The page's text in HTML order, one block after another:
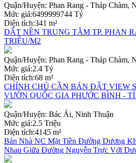
Quận/Huyện: Phan Rang - Tháp Chàm,
Mức giá:6499999744 Tỷ
Diện tích:341 m²
ĐẤT NỀN TRUNG TÂM TP. PHAN
TRIỆU/M2
Quận/Huyện: Phan Rang - Tháp Chàm,
Mức giá:2.4 Tỷ
Diện tích:68 m²
CHÍNH CHỦ CẦN BÁN ĐẤT VIEW
VƯỜN QUỐC GIA PHƯỚC BÌNH -
Quận/Huyện: Bác Ái, Ninh Thuận
Mức giá:2.5 Triệu
Diện tích:4145 m²
Bán Nhà NC Mặt Tiền Đường Dương
Nhau Giữa Đường Nguyễn Trực Với